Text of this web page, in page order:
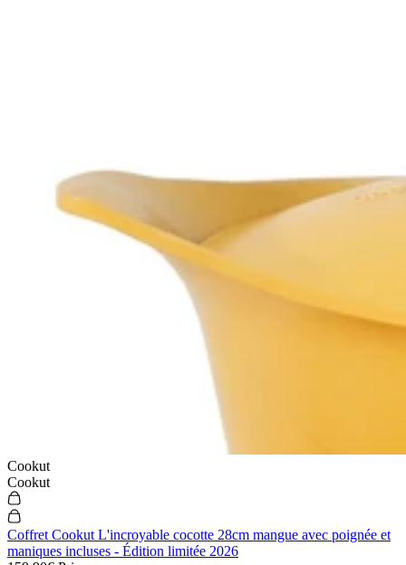
Cookut
Cookut
Coffret Cookut L'incroyable cocotte 28cm mangue avec poignée et
maniques incluses - Édition limitée 2026